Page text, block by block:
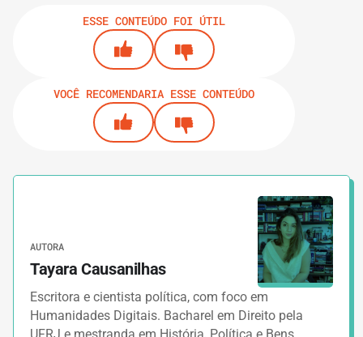
ESSE CONTEÚDO FOI ÚTIL
VOCÊ RECOMENDARIA ESSE CONTEÚDO
AUTORA
Tayara Causanilhas
Escritora e cientista política, com foco em
Humanidades Digitais. Bacharel em Direito pela
UFRJ e mestranda em História, Política e Bens